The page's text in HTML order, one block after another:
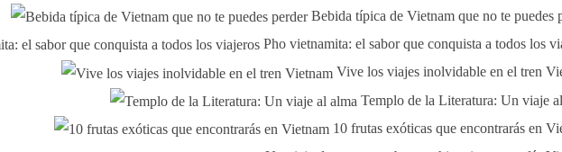
Bebida típica de Vietnam que no te puedes
Pho vietnamita: el sabor que conquista a todos los
Vive los viajes inolvidable en el tren
Templo de la Literatura: Un viaje
10 frutas exóticas que encontrarás en